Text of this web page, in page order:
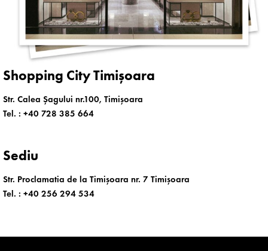
Shopping City Timișoara
Str. Calea Șagului nr.100, Timișoara
Tel. : +40 728 385 664
Sediu
Str. Proclamatia de la Timișoara nr. 7 Timișoara
Tel. : +40 256 294 534